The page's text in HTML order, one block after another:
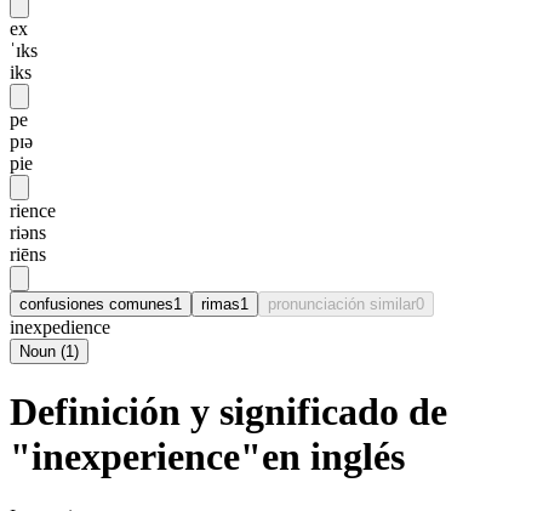
ex
ˈɪks
iks
pe
pɪə
pie
rience
riəns
riēns
confusiones comunes1 rimas1 pronunciación similar0
inexpedience
Noun (1)
Definición y significado de
"inexperience"en inglés